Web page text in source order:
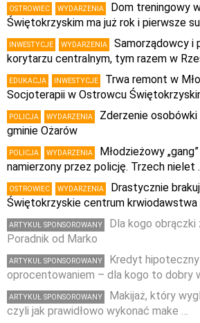
OSTROWIEC WYDARZENIA
Dom treningowy
Świętokrzyskim ma już rok i pierwsze
INWESTYCJE WYDARZENIA
Samorządowcy i
korytarzu centralnym, tym razem w
EDUKACJA INWESTYCJE
Trwa remont w
Socjoterapii w Ostrowcu
POLICJA WYDARZENIA
Zderzenie
gminie Ożarów
POLICJA WYDARZENIA
Młodzieżowy
namierzony przez policję. Trzech nielet
OSTROWIEC WYDARZENIA
Drastycznie
Świętokrzyskie centrum krwiodawstwa
ARTYKUŁ SPONSOROWANY
Dla kogo obrączki
Poradnik od Marko
ARTYKUŁ SPONSOROWANY
Kredyt
oprocentowaniem – dla kogo to dobry
ARTYKUŁ SPONSOROWANY
Makijaż, który
czyli jak prawidłowo wykonać make …